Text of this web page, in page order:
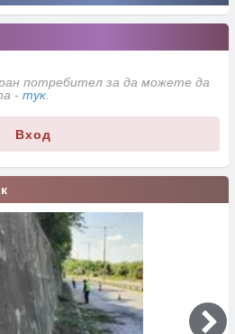
потребител за да можете да
- тук
Вход